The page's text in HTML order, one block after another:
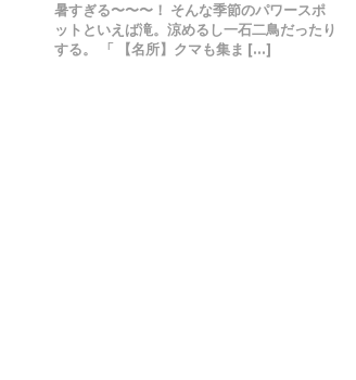
暑すぎる〜〜〜！ そんな季節のパワースポ
ットといえば滝。涼めるし一石二鳥だったり
する。 「 【名所】クマも集ま […]